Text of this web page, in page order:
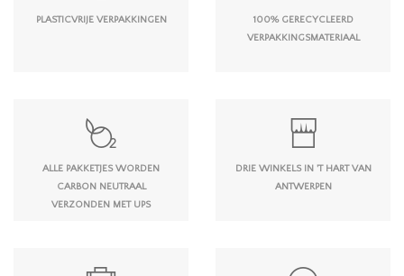
PLASTICVRIJE VERPAKKINGEN
100% GERECYCLEERD
VERPAKKINGSMATERIAAL
ALLE PAKKETJES WORDEN
CARBON NEUTRAAL
VERZONDEN MET UPS
DRIE WINKELS IN 'T HART VAN
ANTWERPEN